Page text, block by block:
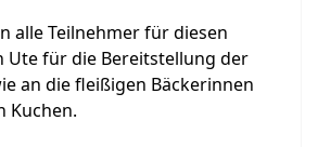
alle Teilnehmer für diesen
Ute für die Bereitstellung der
an die fleißigen Bäckerinnen
Kuchen.